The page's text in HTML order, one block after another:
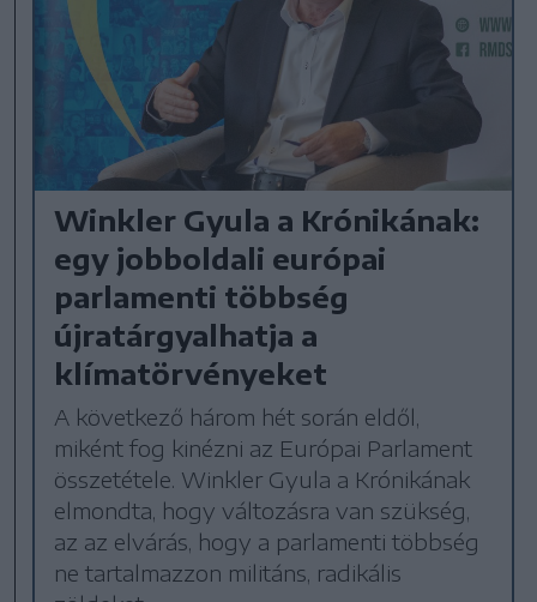
Winkler Gyula a Krónikának:
egy jobboldali európai
parlamenti többség
újratárgyalhatja a
klímatörvényeket
A következő három hét során eldől,
miként fog kinézni az Európai Parlament
összetétele. Winkler Gyula a Krónikának
elmondta, hogy változásra van szükség,
az az elvárás, hogy a parlamenti többség
ne tartalmazzon militáns, radikális